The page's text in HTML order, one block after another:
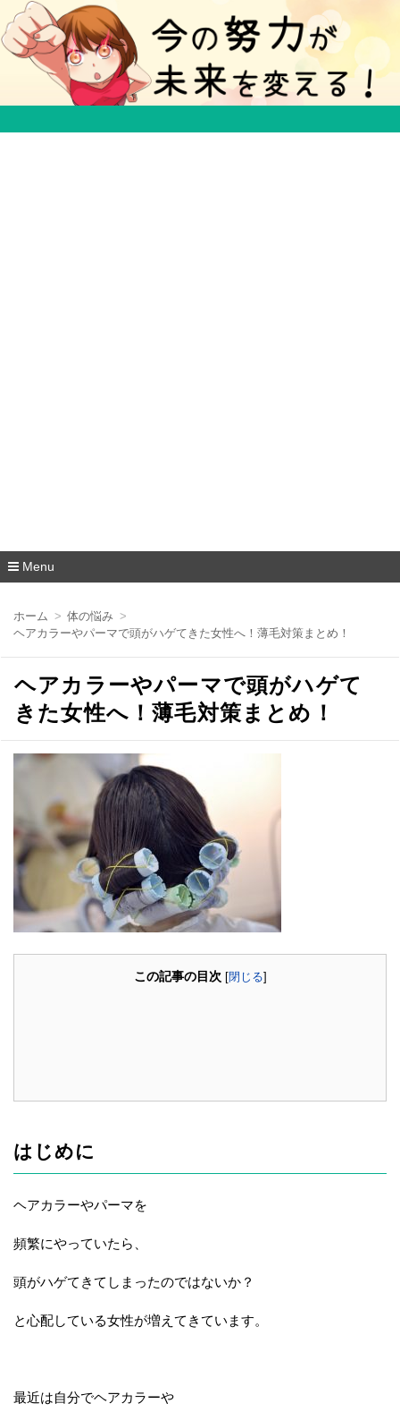
５分で得する豆知識ブログ
Menu
ホーム
体の悩み
ヘアカラーやパーマで頭がハゲてきた女性へ！薄毛対策まとめ！
ヘアカラーやパーマで頭がハゲて
きた女性へ！薄毛対策まとめ！
この記事の目次 [閉じる]
はじめに
ヘアカラーやパーマを
頻繁にやっていたら、
頭がハゲてきてしまったのではないか？
と心配している女性が増えてきています。
最近は自分でヘアカラーや